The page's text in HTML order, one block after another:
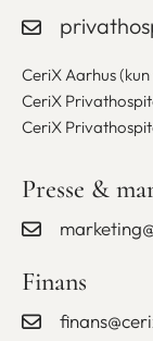
CeriX Aarhus
CeriX
CeriX
Presse &
Finans